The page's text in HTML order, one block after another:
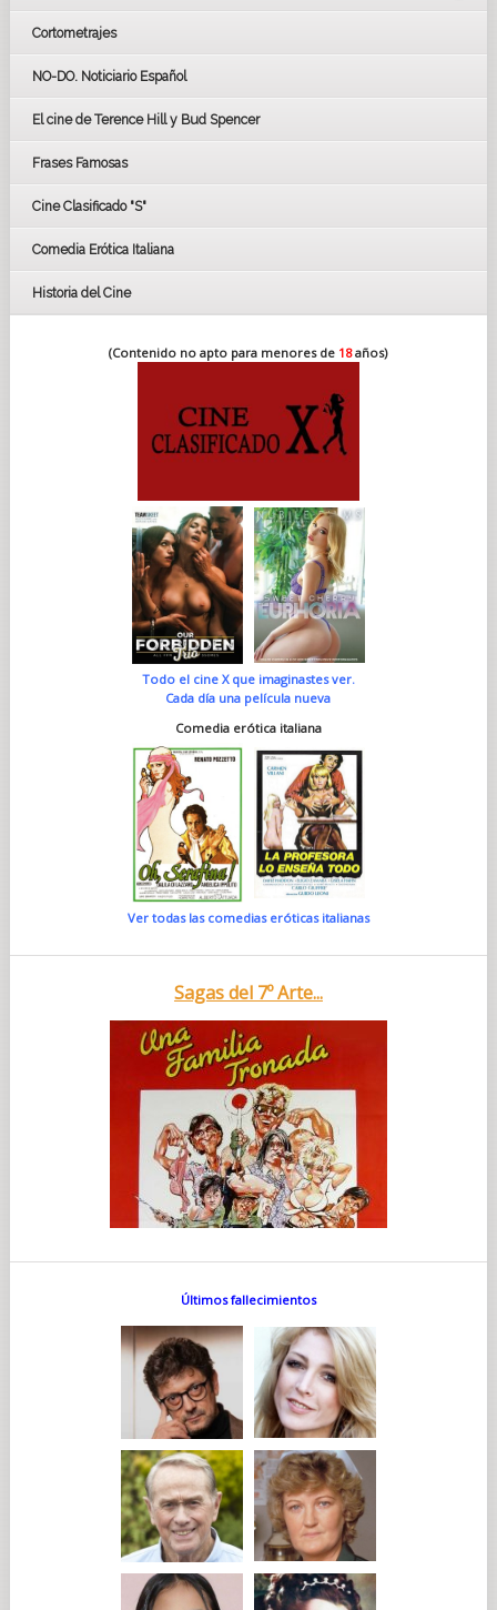
LOS OSCARS
GOYAS
BAFTA
Cortometrajes
NO-DO. Noticiario Español
El cine de Terence Hill y Bud Spencer
Frases Famosas
Cine Clasificado "S"
Comedia Erótica Italiana
Historia del Cine
(Contenido no apto para menores de 18años)
Todo el cine X que imaginastes ver.
Cada día una película nueva
Comedia erótica italiana
Ver todas las comedias eróticas italianas
Sagas del 7º Arte...
Últimos fallecimientos